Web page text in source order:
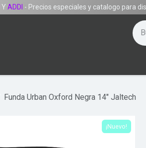
Y ADDI - Precios especiales y catalogo para
Funda Urban Oxford Negra 14" Jaltech
¡Nuevo!